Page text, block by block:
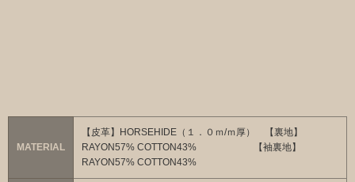
MATERIAL
【皮革】HORSEHIDE（１．０ｍ/ｍ厚） 【裏地】
RAYON57% COTTON43% 【袖裏地】
RAYON57% COTTON43%